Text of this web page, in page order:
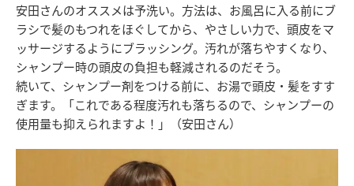
安田さんのオススメは予洗い。方法は、お風呂に入る前にブ
ラシで髪のもつれをほぐしてから、やさしい力で、頭皮をマ
ッサージするようにブラッシング。汚れが落ちやすくなり、
シャンプー時の頭皮の負担も軽減されるのだそう。
続いて、シャンプー剤をつける前に、お湯で頭皮・髪をすす
ぎます。「これである程度汚れも落ちるので、シャンプーの
使用量も抑えられますよ！」（安田さん）